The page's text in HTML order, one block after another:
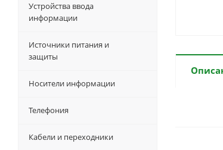
Устройства ввода
информации
Источники питания и
защиты
Носители информации
Телефония
Кабели и переходники